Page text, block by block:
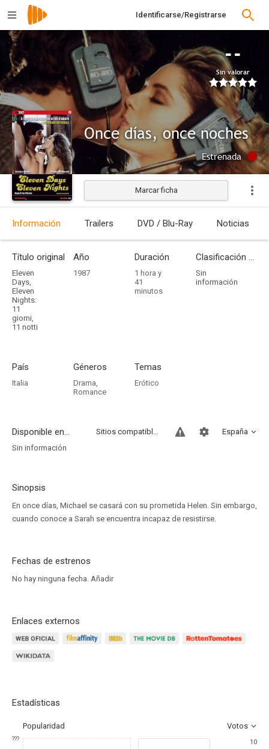
Identificarse/Registrarse
--
Sin valorar
Once días, once noches
Estrenada
Marcar ficha
Información Trailers DVD / Blu-Ray Noticias
Título original
Eleven
Days,
Eleven
Nights:
11
giorni,
11 notti
Año
1987
Duración
1 hora y
41
minutos
Clasificación por edades
Sin
información
País
Italia
Géneros
Drama,
Romance
Temas
Erótico
Disponible en... España
Sitios compatibles
Sin información
Sinopsis
En once días, Michael se casará con su prometida Helen. Sin embargo,
cuando conoce a Sarah se encuentra incapaz de resistirse.
Fechas de estrenos
No hay ninguna fecha. Añadir
Enlaces externos
Estadísticas
Popularidad Votos
???
10